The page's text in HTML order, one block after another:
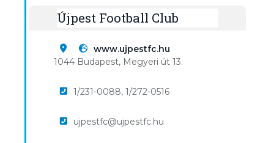
Újpest Football Club
www.ujpestfc.hu
1044 Budapest, Megyeri út 13.
1/231-0088, 1/272-0516
ujpestfc@ujpestfc.hu